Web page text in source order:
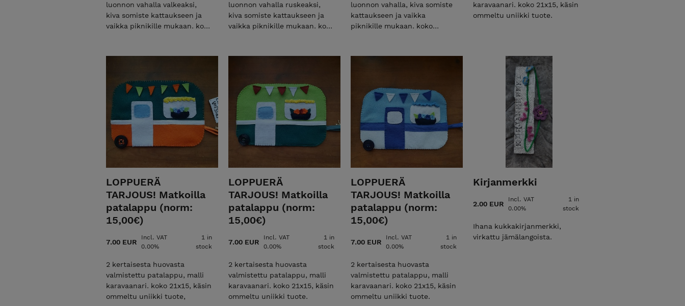
luonnon vahalla valkeaksi,
kiva somiste kattaukseen ja
vaikka piknikille mukaan. koko
luonnon vahalla ruskeaksi,
kiva somiste kattaukseen ja
vaikka piknikille mukaan. koko
luonnon vahalla, kiva somiste
kattaukseen ja vaikka
piknikille mukaan. koko
karavaanari. koko 21x15, käsin
ommeltu uniikki tuote.
LOPPUERÄ
TARJOUS! Matkoilla
patalappu (norm:
15,00€)
7.00 EUR
Incl. VAT
0.00%
1 in
stock
2 kertaisesta huovasta
valmistettu patalappu, malli
karavaanari. koko 21x15, käsin
ommeltu uniikki tuote,
LOPPUERÄ
TARJOUS! Matkoilla
patalappu (norm:
15,00€)
7.00 EUR
Incl. VAT
0.00%
1 in
stock
2 kertaisesta huovasta
valmistettu patalappu, malli
karavaanari. koko 21x15, käsin
ommeltu uniikki tuote.
LOPPUERÄ
TARJOUS! Matkoilla
patalappu (norm:
15,00€)
7.00 EUR
Incl. VAT
0.00%
1 in
stock
2 kertaisesta huovasta
valmistettu patalappu, malli
karavaanari. koko 21x15, käsin
ommeltu uniikki tuote.
Kirjanmerkki
2.00 EUR
Incl. VAT
0.00%
1 in
stock
Ihana kukkakirjanmerkki,
virkattu jämälangoista.